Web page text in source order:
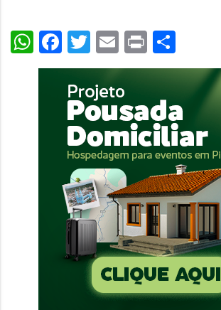
WhatsApp
Facebook
Twitter
Email
PrintShare